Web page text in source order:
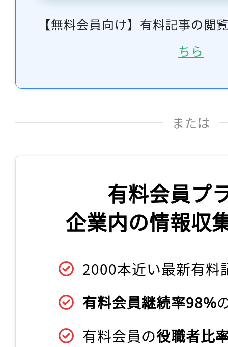
【無料会員向け】有料記事の閲
ちら
または
有料会員プ
企業内の情報収
2000本近い最新有料
有料会員継続率98%
有料会員の役職者比